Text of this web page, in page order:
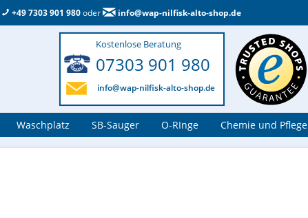
+49 7303 901 980oder info@wap-nilfisk-alto-shop.de
Kostenlose Beratung
07303 901 980
info@wap-nilfisk-alto-shop.de
Waschplatz SB-Sauger O-RInge Chemie und Pflege